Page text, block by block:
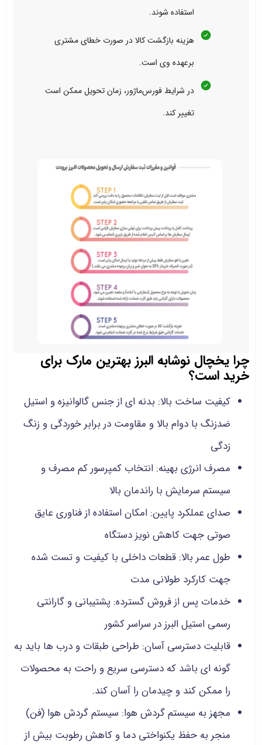
استفاده شوند.
هزینه بازگشت کالا در صورت خطای مشتری
برعهده وی است.
در شرایط فورس‌ماژور، زمان تحویل ممکن است
تغییر کند.
چرا یخچال نوشابه البرز بهترین مارک برای
خرید است؟
کیفیت ساخت بالا: بدنه ای از جنس گالوانیزه و استیل
ضدزنگ با دوام بالا و مقاومت در برابر خوردگی و زنگ‌
زدگی
مصرف انرژی بهینه: انتخاب کمپرسور کم‌ مصرف و
سیستم سرمایش با راندمان بالا
صدای عملکرد پایین: امکان استفاده از فناوری عایق
صوتی جهت کاهش نویز دستگاه
طول عمر بالا: قطعات داخلی با کیفیت و تست‌ شده
جهت کارکرد طولانی‌ مدت
خدمات پس از فروش گسترده: پشتیبانی و گارانتی
رسمی استیل البرز در سراسر کشور
قابلیت دسترسی آسان: طراحی طبقات و درب‌ ها باید به
گونه ای باشد که دسترسی سریع و راحت به محصولات
را ممکن کند و چیدمان را آسان کند.
مجهز به سیستم گردش هوا: سیستم گردش هوا (فن)
منجر به حفظ یکنواختی دما و کاهش رطوبت بیش از